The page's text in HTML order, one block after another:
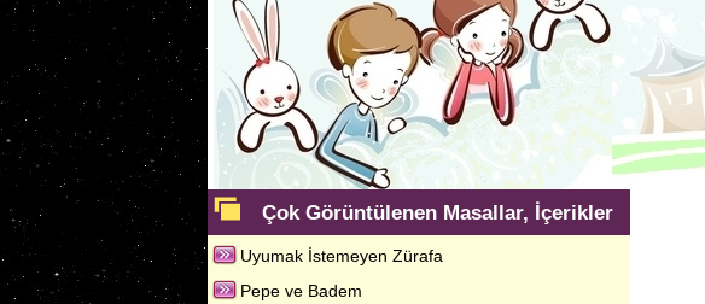
Çok Görüntülenen Masallar, İçerikler
Uyumak İstemeyen Zürafa
Pepe ve Badem